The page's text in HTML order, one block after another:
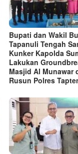
Bupati dan Wakil
Tapanuli Tengah
Kunker Kapolda
Lakukan
Masjid Al Munawar
Rusun Polres